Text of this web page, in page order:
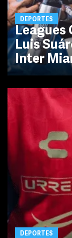
DEPORTES
Leagues
Luis
Inter
DEPORTES